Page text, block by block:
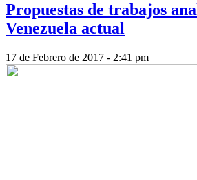
Propuestas de trabajos
Venezuela actual
17 de Febrero de 2017 - 2:41 pm